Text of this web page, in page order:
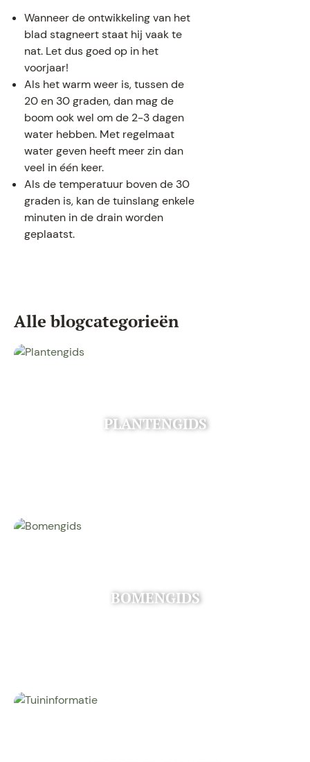
Wanneer de ontwikkeling van het
blad stagneert staat hij vaak te
nat. Let dus goed op in het
voorjaar!
Als het warm weer is, tussen de
20 en 30 graden, dan mag de
boom ook wel om de 2-3 dagen
water hebben. Met regelmaat
water geven heeft meer zin dan
veel in één keer.
Als de temperatuur boven de 30
graden is, kan de tuinslang enkele
minuten in de drain worden
geplaatst.
Alle blogcategorieën
PLANTENGIDS
BOMENGIDS